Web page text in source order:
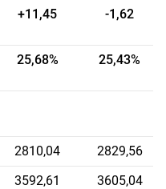
+11,45 -1,62
25,68% 25,43%
2810,04
2829,56
3592,61
3605,04